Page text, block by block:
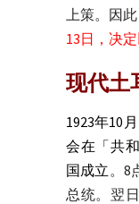
上策。因此
13日，决
现代土
1923年10
会在「共
国成立。8
总统。翌